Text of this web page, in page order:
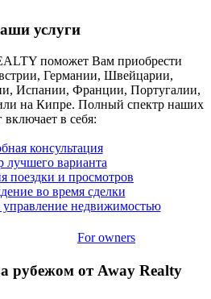
услуги
поможет Вам приобрести
Германии, Швейцарии,
Испании, Франции, Португалии,
на Кипре. Полный спектр наших
включает в себя:
консультация
лучшего варианта
поездки и просмотров
во время сделки
недвижимостью
For owners
рубежом от Away Realty